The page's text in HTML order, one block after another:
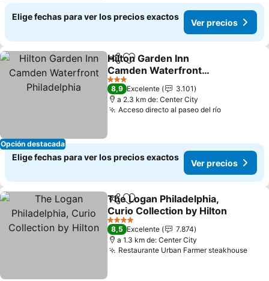
Elige fechas para ver los precios exactos
Ver precios
Opción destacada
CompartirAgregar a favoritos
Hilton Garden Inn
Camden Waterfront
Philadelphia
Ver precios
3 Estrellas
8,9 Excelente
3.101
a 2.3 km de: Center City
Acceso directo al paseo del ríoVer
Elige fechas para ver los precios exactos
Ver precios
Compartir
Agregar a favoritos
The Logan Philadelphia,
Curio Collection by Hilton
Ver precios
4 Estrellas
8,5 Excelente
7.874
a 1.3 km de: Center City
Restaurante Urban Farmer steakhouseVer